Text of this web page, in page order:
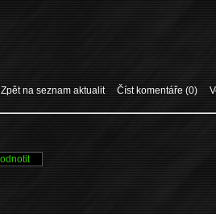
Zpět na seznam aktualit Číst komentáře (0)